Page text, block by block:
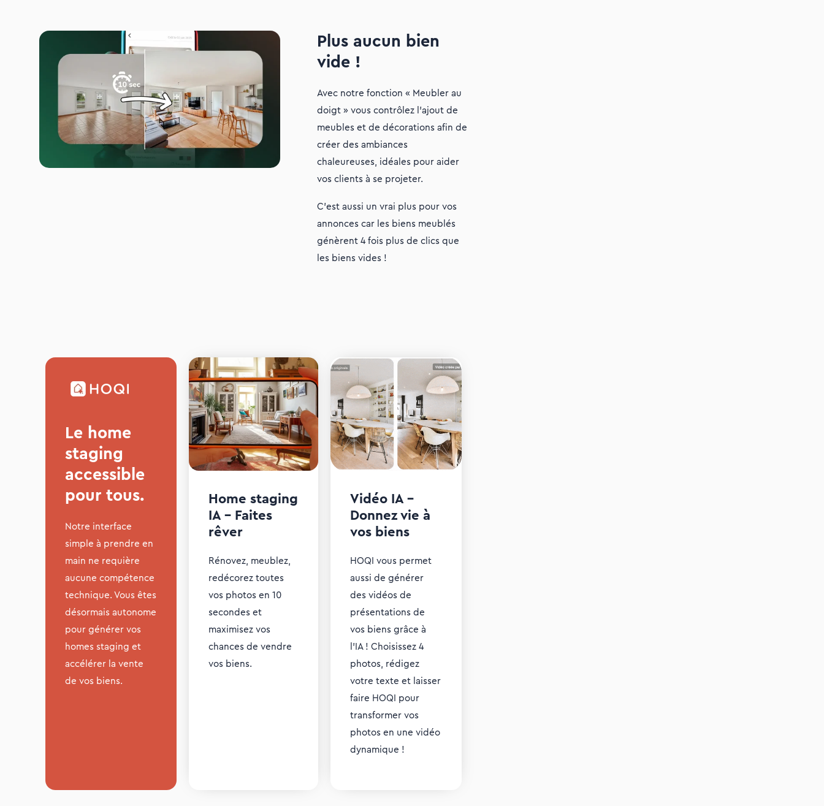
Plus aucun bien
vide !
Avec notre fonction « Meubler au
doigt » vous contrôlez l’ajout de
meubles et de décorations afin de
créer des ambiances
chaleureuses, idéales pour aider
vos clients à se projeter.
C’est aussi un vrai plus pour vos
annonces car les biens meublés
génèrent 4 fois plus de clics que
les biens vides !
Le home
staging
accessible
pour tous.
Notre interface
simple à prendre en
main ne requière
aucune compétence
technique. Vous êtes
désormais autonome
pour générer vos
homes staging et
accélérer la vente
de vos biens.
Home staging
IA – Faites
rêver
Rénovez, meublez,
redécorez toutes
vos photos en 10
secondes et
maximisez vos
chances de vendre
vos biens.
Vidéo IA –
Donnez vie à
vos biens
HOQI vous permet
aussi de générer
des vidéos de
présentations de
vos biens grâce à
l’IA ! Choisissez 4
photos, rédigez
votre texte et laisser
faire HOQI pour
transformer vos
photos en une vidéo
dynamique !